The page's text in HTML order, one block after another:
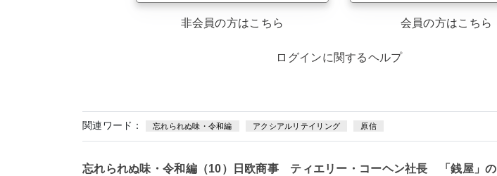
非会員の方はこちら 会員の方はこちら
ログインに関するヘルプ
関連ワード： 忘れられぬ味・令和編 アクシアルリテイリング 原信
忘れられぬ味・令和編（10）日欧商事 ティエリー・コーヘン社長 「銭屋」の